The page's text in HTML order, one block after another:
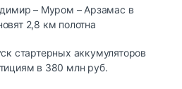
– Муром – Арзамас в
2,8 км полотна
стартерных аккумуляторов
в 380 млн руб.